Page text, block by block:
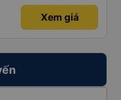
Xem giá